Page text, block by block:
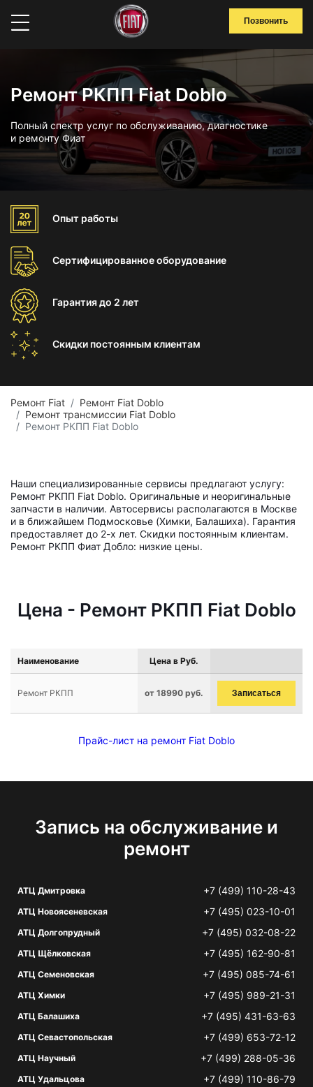
Позвонить
Ремонт РКПП Fiat Doblo
Полный спектр услуг по обслуживанию, диагностике
и ремонту Фиат
Опыт работы
Сертифицированноеоборудование
Гарантиядо 2 лет
Скидки постоянным клиентам
Ремонт Fiat
Ремонт Fiat Doblo
Ремонт трансмиссии Fiat Doblo
Ремонт РКПП Fiat Doblo
Наши специализированные сервисы предлагают услугу:
Ремонт РКПП Fiat Doblo. Оригинальные и неоригинальные
запчасти в наличии. Автосервисы располагаются в Москве
и в ближайшем Подмосковье (Химки, Балашиха). Гарантия
предоставляет до 2-х лет. Скидки постоянным клиентам.
Ремонт РКПП Фиат Добло: низкие цены.
Цена - Ремонт РКПП Fiat Doblo
Наименование Цена в Руб.
Ремонт РКПП от 18990 руб. Записаться
Прайс-лист на ремонт Fiat Doblo
Запись на обслуживание и
ремонт
АТЦ Дмитровка +7 (499) 110-28-43
АТЦ Новоясеневская +7 (495) 023-10-01
АТЦ Долгопрудный +7 (495) 032-08-22
АТЦ Щёлковская +7 (495) 162-90-81
АТЦ Семеновская +7 (495) 085-74-61
АТЦ Химки +7 (495) 989-21-31
АТЦ Балашиха +7 (495) 431-63-63
АТЦ Севастопольская +7 (499) 653-72-12
АТЦ Научный +7 (499) 288-05-36
АТЦ Удальцова +7 (499) 110-86-79